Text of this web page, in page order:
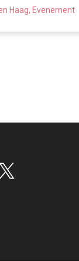
Haag, Evenement